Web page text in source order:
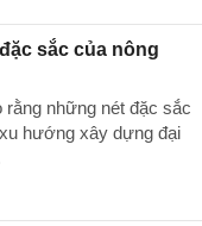
sắc của nông
những nét đặc sắc
hướng xây dựng đại